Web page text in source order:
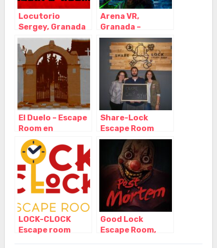
Locutorio
Sergey, Granada
– Granada
Arena VR,
Granada –
Granada
El Duelo – Escape
Room en
Granada, La
Zubia – Granada
Share-Lock
Escape Room
Almería, Almería –
Andalucía
LOCK-CLOCK
Escape room
Good Lock
Escape Room,